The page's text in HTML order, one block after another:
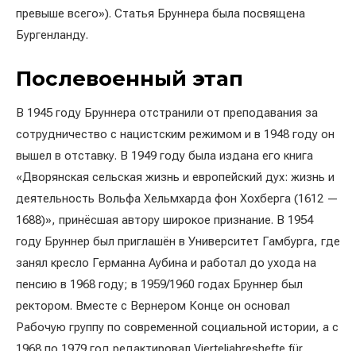
превыше всего»). Статья Бруннера была посвящена
Бургенланду.
Послевоенный этап
В 1945 году Бруннера отстранили от преподавания за
сотрудничество с нацистским режимом и в 1948 году он
вышел в отставку. В 1949 году была издана его книга
«Дворянская сельская жизнь и европейский дух: жизнь и
деятельность Вольфа Хельмхарда фон Хохберга (1612 —
1688)», принёсшая автору широкое признание. В 1954
году Бруннер был приглашён в Университет Гамбурга, где
занял кресло Германна Аубина и работал до ухода на
пенсию в 1968 году; в 1959/1960 годах Бруннер был
ректором. Вместе с Вернером Конце он основал
Рабочую группу по современной социальной истории, а с